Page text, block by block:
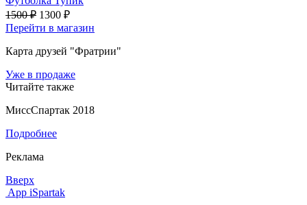
1500 ₽ 1300 ₽
Перейти в магазин
Карта друзей "Фратрии"
Уже в продаже
Читайте также
МиссСпартак 2018
Подробнее
Реклама
Вверх
App iSpartak